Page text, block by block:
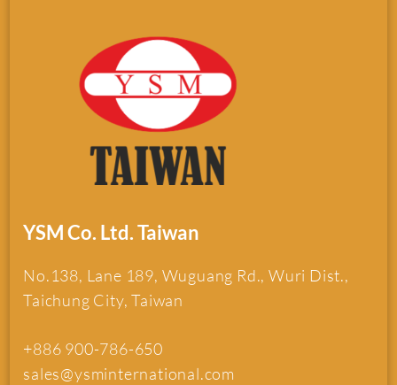
YSM Co. Ltd. Taiwan
No.138, Lane 189, Wuguang Rd., Wuri Dist.,
Taichung City, Taiwan
+886 900-786-650
sales@ysminternational.com